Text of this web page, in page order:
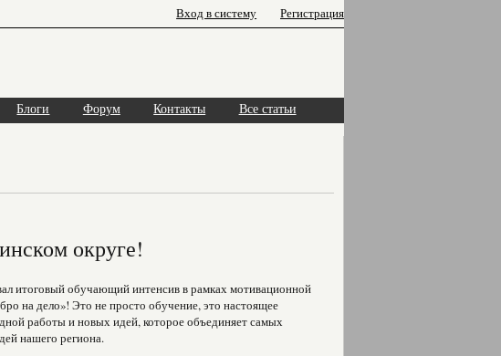
Вход в систему Регистрация
Блоги Форум Контакты Все статьи
округе!
итоговый обучающий интенсив в рамках мотивационной
на дело»! Это не просто обучение, это настоящее
работы и новых идей, которое объединяет самых
нашего региона.